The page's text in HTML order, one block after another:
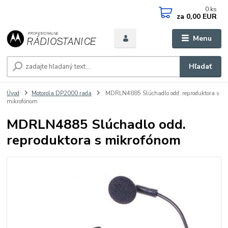
Menu
Hľadať
0 ks
za 0,00 EUR
Úvod Motorola DP2000 rada
MDRLN4885 Slúchadlo odd. reproduktora s
mikrofónom
MDRLN4885 Slúchadlo odd.
reproduktora s mikrofónom